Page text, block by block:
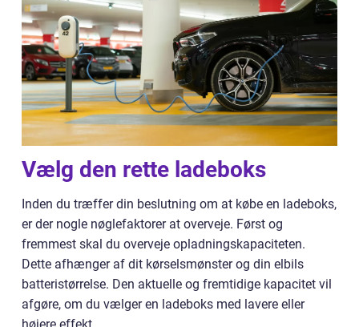
Vælg den rette ladeboks
Inden du træffer din beslutning om at købe en ladeboks,
er der nogle nøglefaktorer at overveje. Først og
fremmest skal du overveje opladningskapaciteten.
Dette afhænger af dit kørselsmønster og din elbils
batteristørrelse. Den aktuelle og fremtidige kapacitet vil
afgøre, om du vælger en ladeboks med lavere eller